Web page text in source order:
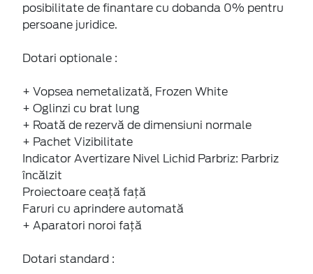
posibilitate de finantare cu dobanda 0% pentru
persoane juridice.
Dotari optionale :
+ Vopsea nemetalizată, Frozen White
+ Oglinzi cu brat lung
+ Roată de rezervă de dimensiuni normale
+ Pachet Vizibilitate
Indicator Avertizare Nivel Lichid Parbriz: Parbriz
încălzit
Proiectoare ceaţă faţă
Faruri cu aprindere automată
+ Aparatori noroi faţă
Dotari standard :